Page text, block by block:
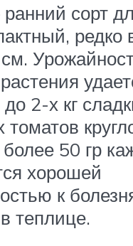
сорт
редко
2-х кг
томатов
50 гр
хорошей
к
теплице.